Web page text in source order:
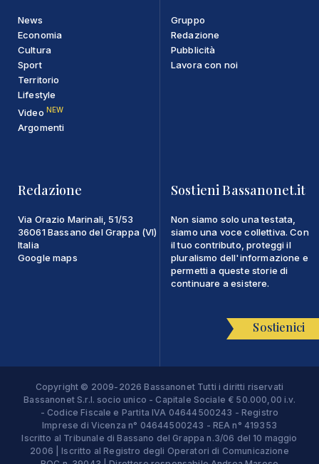
News
Economia
Cultura
Sport
Territorio
Lifestyle
Video NEW
Argomenti
Gruppo
Redazione
Pubblicità
Lavora con noi
Redazione
Via Orazio Marinali, 51/53
36061 Bassano del Grappa (VI)
Italia
Google maps
Sostieni Bassanonet.it
Non siamo solo una testata,
siamo una voce collettiva. Con
il tuo contributo, proteggi il
pluralismo dell'informazione e
permetti a queste storie di
continuare a esistere.
Sostienici
Copyright © 2009-2026 Bassanonet Tutti i diritti riservati
Bassanonet S.r.l. socio unico - Capitale Sociale € 50.000,00 i.v.
- Codice Fiscale e Partita IVA 04644500243 - Registro
Imprese di Vicenza n° 04644500243 - REA n° 419353
Iscritto al Tribunale di Bassano del Grappa n.3/06 del 10 maggio
2006 | Iscritto al Registro degli Operatori di Comunicazione